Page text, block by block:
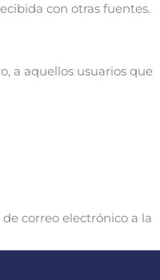
con otras fuentes.
a aquellos usuarios que
correo electrónico a la